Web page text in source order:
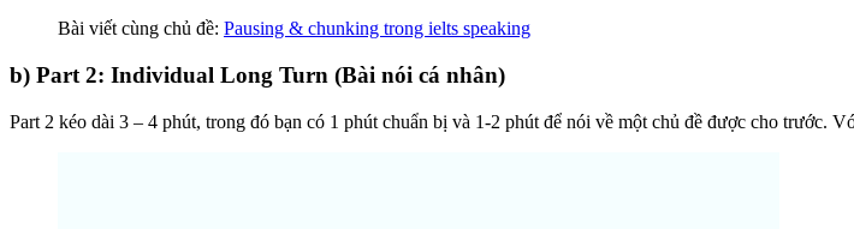
Bài viết cùng chủ đề: Pausing & chunking trong ielts speaking
b) Part 2: Individual Long Turn (Bài nói cá nhân)
Part 2 kéo dài 3 – 4 phút, trong đó bạn có 1 phút chuẩn bị và 1-2 phút để nói về một chủ đề được cho trước.